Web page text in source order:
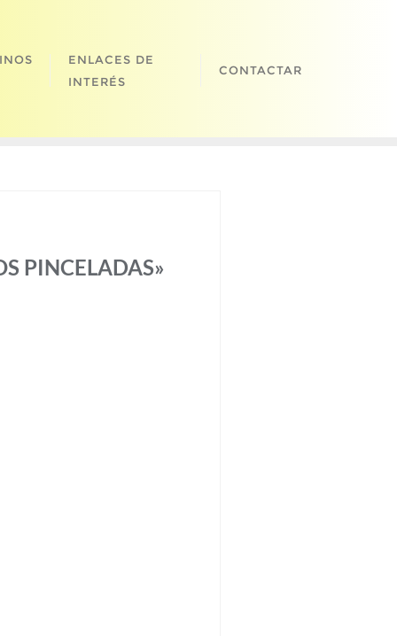
ENLACES DE
INTERÉS
CONTACTAR
PINCELADAS»